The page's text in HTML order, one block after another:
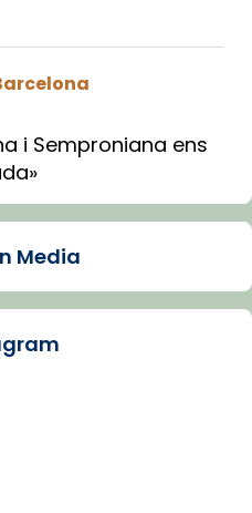
i Semproniana ens
de Tortosa, ha
Media